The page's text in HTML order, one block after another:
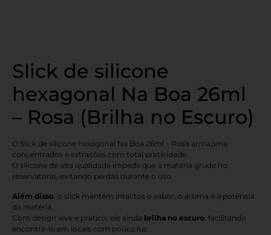
Slick de silicone
hexagonal Na Boa 26ml
– Rosa (Brilha no Escuro)
O Slick de silicone hexagonal Na Boa 26ml – Rosa armazena
concentrados e extrações com total praticidade.
O silicone de alta qualidade impede que a matéria grude no
reservatório, evitando perdas durante o uso.
Além disso , o slick mantém intactos o sabor, o aroma e a potência
da matéria.
Com design leve e prático, ele ainda brilha no escuro , facilitando
encontrá-lo em locais com pouca luz.